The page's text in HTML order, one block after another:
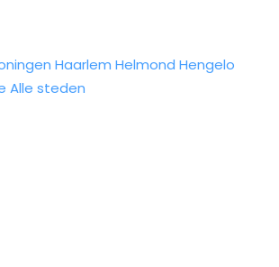
Haarlem Helmond Hengelo
Alle steden